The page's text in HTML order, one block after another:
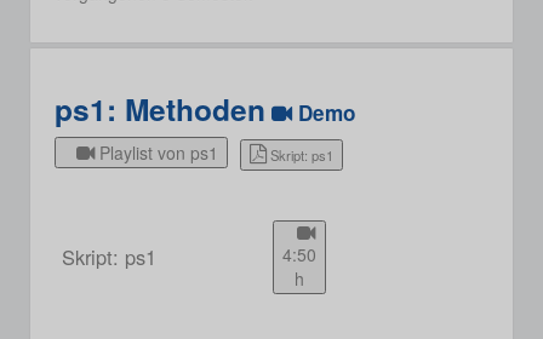
ps1: Methoden Demo
Playlist von ps1 Skript: ps1
Skript: ps1
4:50
h